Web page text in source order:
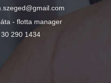
- flotta manager
290 1434